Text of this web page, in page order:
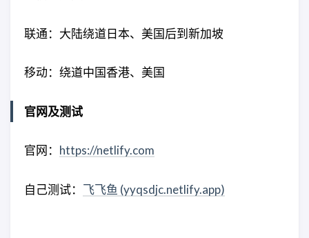
联通：大陆绕道日本、美国后到新加坡
移动：绕道中国香港、美国
官网及测试
官网： https://netlify.com
自己测试： 飞飞鱼 (yyqsdjc.netlify.app)